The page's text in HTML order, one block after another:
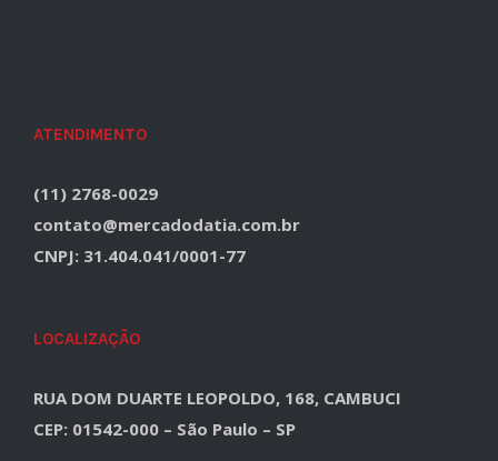
ATENDIMENTO
(11) 2768-0029
contato@mercadodatia.com.br
CNPJ: 31.404.041/0001-77
LOCALIZAÇÃO
RUA DOM DUARTE LEOPOLDO, 168, CAMBUCI
CEP: 01542-000 – São Paulo – SP